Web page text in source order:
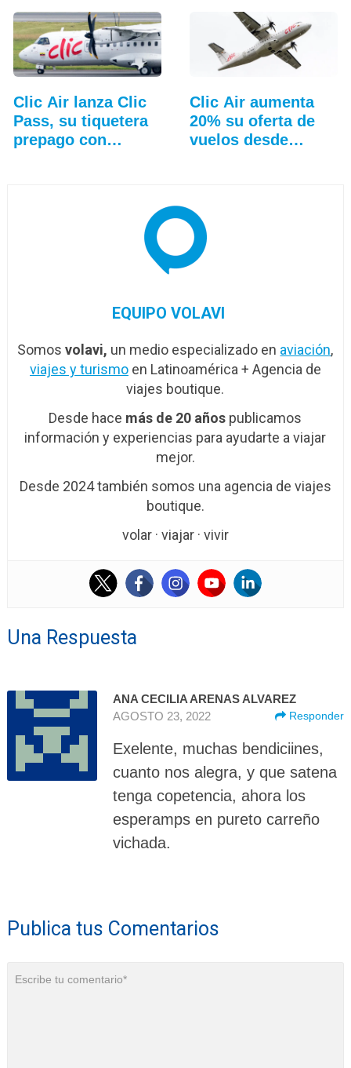
Clic Air lanza Clic
Pass, su tiquetera
prepago con…
Clic Air aumenta
20% su oferta de
vuelos desde
EQUIPO VOLAVI
Somosvolavi, un medio especializado en aviación,
viajes y turismoen Latinoamérica + Agencia de
viajes boutique.
Desde hace más de 20 años publicamos
información y experiencias para ayudarte a viajar
mejor.
Desde 2024 también somos una agencia de viajes
boutique.
volar · viajar · vivir
Una Respuesta
ANA CECILIA ARENAS ALVAREZ
AGOSTO 23, 2022
Responder
Exelente, muchas bendiciines,
cuanto nos alegra, y que satena
tenga copetencia, ahora los
esperamps en pureto carreño
vichada.
Publica tus Comentarios